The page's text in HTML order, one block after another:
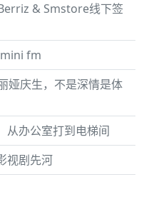
& Smstore线下签
fm
娅庆生，不是深情是体
从办公室打到电梯间
视剧先河